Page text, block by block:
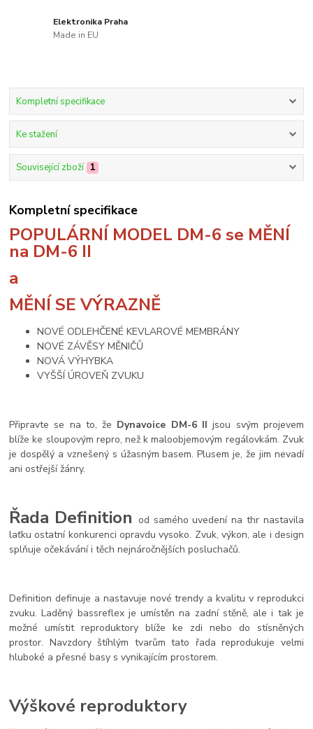
Elektronika Praha
Made in EU
Kompletní specifikace
Ke stažení
Související zboží 1
Kompletní specifikace
POPULÁRNÍ MODEL DM-6 se MĚNÍ
na DM-6 II
a
MĚNÍ SE VÝRAZNĚ
NOVÉ ODLEHČENÉ KEVLAROVÉ MEMBRÁNY
NOVÉ ZÁVĚSY MĚNIČŮ
NOVÁ VÝHYBKA
VYŠŠÍ ÚROVEŇ ZVUKU
Připravte se na to, že Dynavoice DM-6 II jsou svým projevem
blíže ke sloupovým repro, než k maloobjemovým regálovkám. Zvuk
je dospělý a vznešený s úžasným basem. Plusem je, že jim nevadí
ani ostřejší žánry.
Řada Definition od samého uvedení na thr nastavila
laťku ostatní konkurenci opravdu vysoko. Zvuk, výkon, ale i design
splňuje očekávání i těch nejnáročnějších posluchačů.
Definition definuje a nastavuje nové trendy a kvalitu v reprodukci
zvuku. Laděný bassreflex je umístěn na zadní stěně, ale i tak je
možné umístit reproduktory blíže ke zdi nebo do stísněných
prostor. Navzdory štíhlým tvarům tato řada reprodukuje velmi
hluboké a přesné basy s vynikajícím prostorem.
Výškové reproduktory